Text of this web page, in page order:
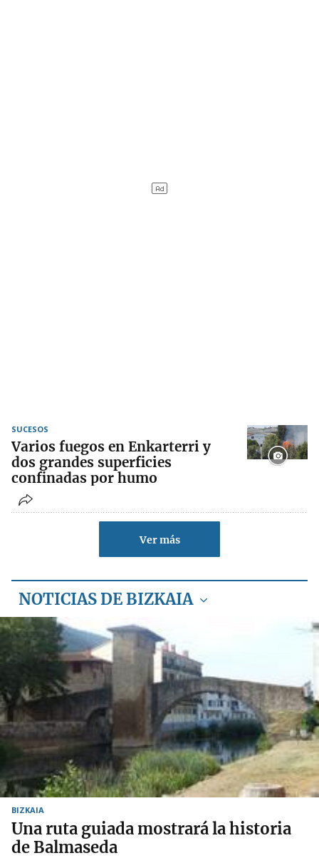
SUCESOS
Varios fuegos en Enkarterri y
dos grandes superficies
confinadas por humo
Ver más
NOTICIAS DE BIZKAIA
BIZKAIA
Una ruta guiada mostrará la historia
de Balmaseda